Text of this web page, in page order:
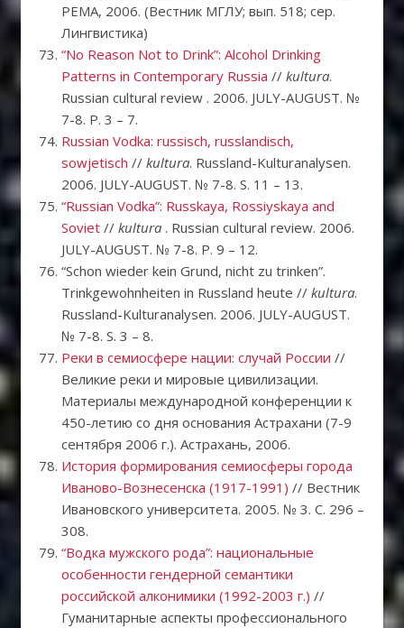
РЕМА, 2006. (Вестник МГЛУ; вып. 518; сер.
Лингвистика)
“No Reason Not to Drink”: Alcohol Drinking
Patterns in Contemporary Russia // kultura.
Russian cultural review . 2006. JULY-AUGUST. №
7-8. P. 3 – 7.
Russian Vodka: russisch, russlandisch,
sowjetisch // kultura. Russland-Kulturanalysen.
2006. JULY-AUGUST. № 7-8. S. 11 – 13.
“Russian Vodka”: Russkaya, Rossiyskaya and
Soviet // kultura . Russian cultural review. 2006.
JULY-AUGUST. № 7-8. P. 9 – 12.
“Schon wieder kein Grund, nicht zu trinken”.
Trinkgewohnheiten in Russland heute // kultura.
Russland-Kulturanalysen. 2006. JULY-AUGUST.
№ 7-8. S. 3 – 8.
Реки в семиосфере нации: случай России //
Великие реки и мировые цивилизации.
Материалы международной конференции к
450-летию со дня основания Астрахани (7-9
сентября 2006 г.). Астрахань, 2006.
История формирования семиосферы города
Иваново-Вознесенска (1917-1991) // Вестник
Ивановского университета. 2005. № 3. С. 296 –
308.
“Водка мужского рода”: национальные
особенности гендерной семантики
российской алконимики (1992-2003 г.) //
Гуманитарные аспекты профессионального